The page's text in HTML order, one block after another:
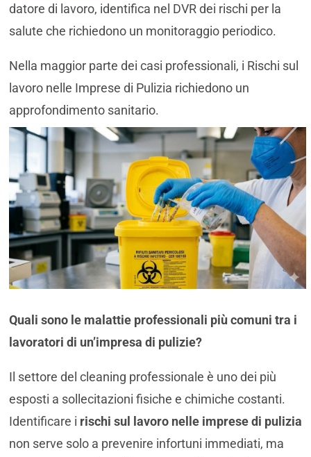
datore di lavoro, identifica nel DVR dei rischi per la
salute che richiedono un monitoraggio periodico.
Nella maggior parte dei casi professionali, i Rischi sul
lavoro nelle Imprese di Pulizia richiedono un
approfondimento sanitario.
Quali sono le malattie professionali più comuni tra i
lavoratori di un’impresa di pulizie?
Il settore del cleaning professionale è uno dei più
esposti a sollecitazioni fisiche e chimiche costanti.
Identificare i rischi sul lavoro nelle imprese di pulizia
non serve solo a prevenire infortuni immediati, ma